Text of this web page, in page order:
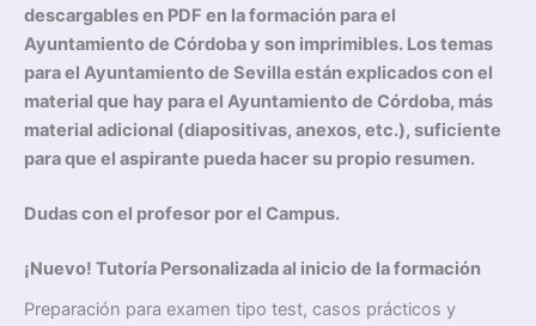
descargables en PDF en la formación para el
Ayuntamiento de Córdoba y son imprimibles. Los temas
para el Ayuntamiento de Sevilla están explicados con el
material que hay para el Ayuntamiento de Córdoba, más
material adicional (diapositivas, anexos, etc.), suficiente
para que el aspirante pueda hacer su propio resumen.
Dudas con el profesor por el Campus.
¡Nuevo! Tutoría Personalizada al inicio de la formación
Preparación para examen tipo test, casos prácticos y